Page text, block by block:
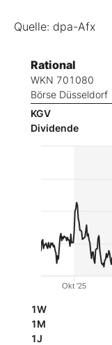
Quelle: dpa-Afx
Rational
WKN 701080
Börse Düsseldorf
KGV
Dividende
Okt '25
1W
1M
1J